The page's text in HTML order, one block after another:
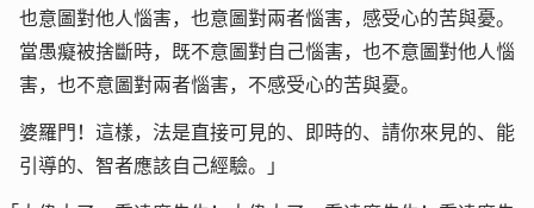
也意圖對他人惱害，也意圖對兩者惱害，感受心的苦與憂。
當愚癡被捨斷時，既不意圖對自己惱害，也不意圖對他人惱
害，也不意圖對兩者惱害，不感受心的苦與憂。
婆羅門！這樣，法是直接可見的、即時的、請你來見的、能
引導的、智者應該自己經驗。」